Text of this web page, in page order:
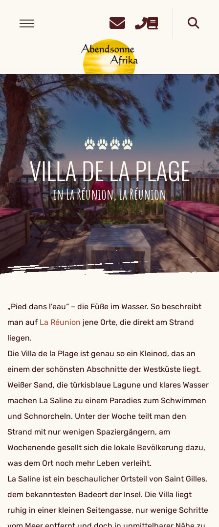
VILLA DE LA PLAGE
in La Réunion, La Réunion
„Pied dans l’eau“ – die Füße im Wasser. So beschreibt
man auf La Réunion jene Orte, die direkt am Strand
liegen.
Die Villa de la Plage ist genau so ein Kleinod, das an
einem der schönsten Abschnitte der Westküste liegt.
Weißer Sand, die türkisblaue Lagune und klares Wasser
machen La Saline zu einem Paradies zum Schwimmen
und Schnorcheln. Unter der Woche teilt man den
Strand mit nur wenigen Spaziergängern, am
Wochenende gesellt sich die lokale Bevölkerung dazu,
was dem Ort noch mehr Leben verleiht.
La Saline ist ein beschaulicher Ortsteil von Saint Gilles,
dem bekanntesten Badeort der Insel. Die Villa liegt
ruhig in einer kleinen Seitengasse, nur wenige Schritte